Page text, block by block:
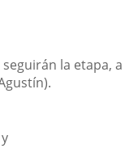
la etapa,